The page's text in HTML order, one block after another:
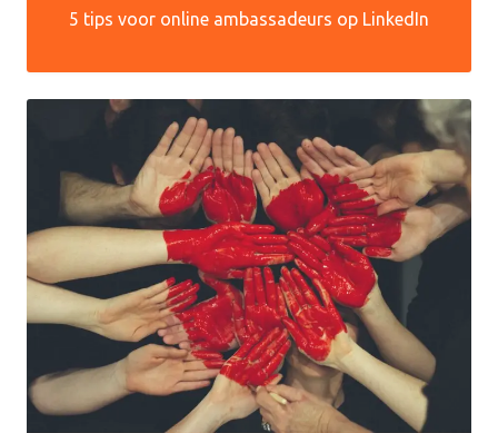
5 tips voor online ambassadeurs op LinkedIn